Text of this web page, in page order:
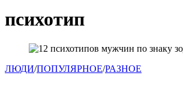
психотип
ЛЮДИ/ПОПУЛЯРНОЕ/РАЗНОЕ